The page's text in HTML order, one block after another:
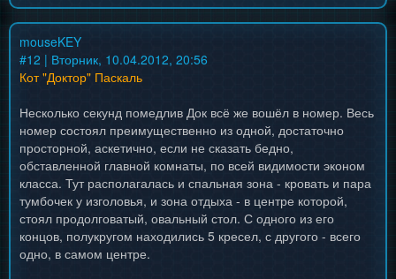
mouseKEY
#12 | Вторник, 10.04.2012, 20:56
Кот "Доктор" Паскаль
Несколько секунд помедлив Док всё же вошёл в номер. Весь
номер состоял преимущественно из одной, достаточно
просторной, аскетично, если не сказать бедно,
обставленной главной комнаты, по всей видимости эконом
класса. Тут располагалась и спальная зона - кровать и пара
тумбочек у изголовья, и зона отдыха - в центре которой,
стоял продолговатый, овальный стол. С одного из его
концов, полукругом находились 5 кресел, с другого - всего
одно, в самом центре.